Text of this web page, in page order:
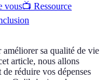
vous📺 Ressource
améliorer sa qualité de vie
article, nous allons
réduire vos dépenses